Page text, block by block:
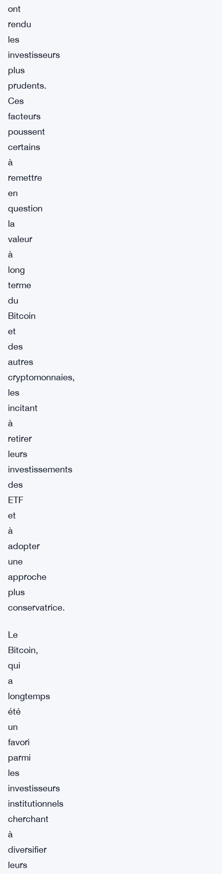
ont
rendu
les
investisseurs
plus
prudents.
Ces
facteurs
poussent
certains
à
remettre
en
question
la
valeur
à
long
terme
du
Bitcoin
et
des
autres
cryptomonnaies,
les
incitant
à
retirer
leurs
investissements
des
ETF
et
à
adopter
une
approche
plus
conservatrice.
Le
Bitcoin,
qui
a
longtemps
été
un
favori
parmi
les
investisseurs
institutionnels
cherchant
à
diversifier
leurs